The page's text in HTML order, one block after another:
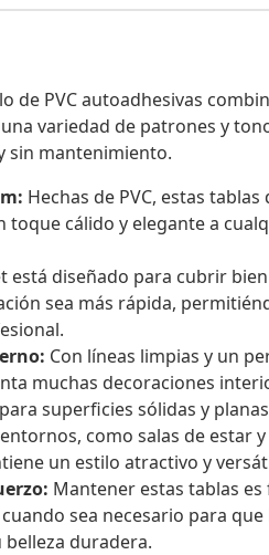
de PVC autoadhesivas
variedad de patrones y
sin mantenimiento.
Hechas de PVC, estas
toque cálido y elegante a
está diseñado para cubrir
sea más rápida,
Con líneas limpias y un
muchas decoraciones
superficies sólidas y
como salas de estar
un estilo atractivo y
Mantener estas tablas
sea necesario para
duradera.